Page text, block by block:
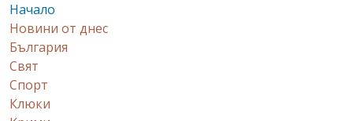
Начало
Новини от днес
България
Свят
Спорт
Клюки